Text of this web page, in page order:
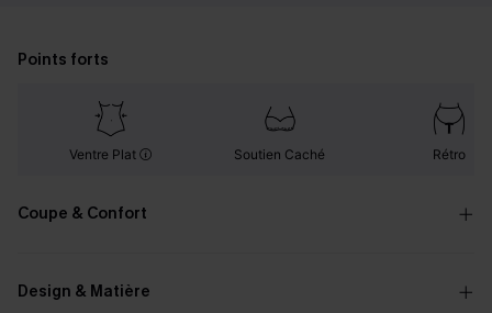
Points forts
Ventre Plat Soutien Caché Rétro
Coupe & Confort
Design & Matière